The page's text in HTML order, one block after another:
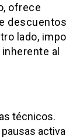
ofrece
descuentos
lado,
al
técnicos.